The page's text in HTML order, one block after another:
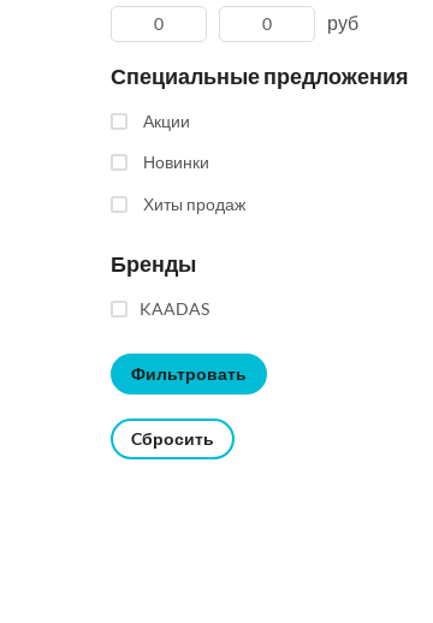
руб
Специальные предложения
Акции
Новинки
Хиты продаж
Бренды
KAADAS
Cбросить